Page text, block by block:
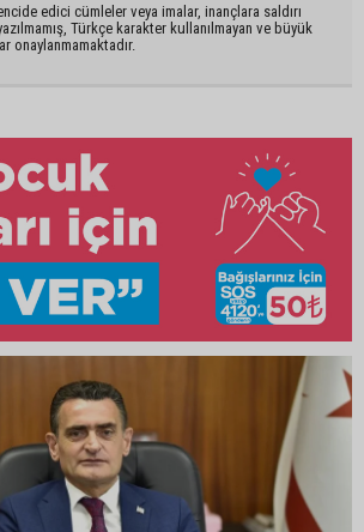
edici cümleler veya imalar, inançlara saldırı
Türkçe karakter kullanılmayan ve büyük
onaylanmamaktadır.